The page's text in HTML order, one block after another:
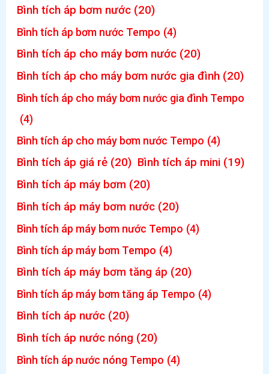
Bình tích áp bơm nước (20)
Bình tích áp bơm nước Tempo (4)
Bình tích áp cho máy bơm nước (20)
Bình tích áp cho máy bơm nước gia đình (20)
Bình tích áp cho máy bơm nước gia đình Tempo
(4)
Bình tích áp cho máy bơm nước Tempo (4)
Bình tích áp giá rẻ (20) Bình tích áp mini (19)
Bình tích áp máy bơm (20)
Bình tích áp máy bơm nước (20)
Bình tích áp máy bơm nước Tempo (4)
Bình tích áp máy bơm Tempo (4)
Bình tích áp máy bơm tăng áp (20)
Bình tích áp máy bơm tăng áp Tempo (4)
Bình tích áp nước (20)
Bình tích áp nước nóng (20)
Bình tích áp nước nóng Tempo (4)